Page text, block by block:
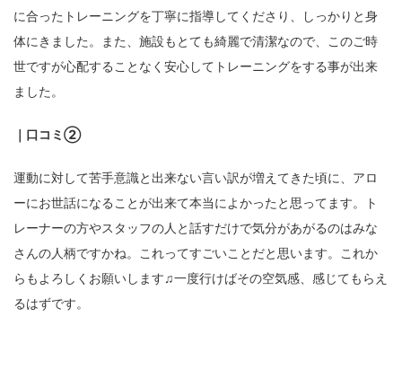
に合ったトレーニングを丁寧に指導してくださり、しっかりと身
体にきました。また、施設もとても綺麗で清潔なので、このご時
世ですが心配することなく安心してトレーニングをする事が出来
ました。
｜口コミ②
運動に対して苦手意識と出来ない言い訳が増えてきた頃に、アロ
ーにお世話になることが出来て本当によかったと思ってます。ト
レーナーの方やスタッフの人と話すだけで気分があがるのはみな
さんの人柄ですかね。これってすごいことだと思います。これか
らもよろしくお願いします♫一度行けばその空気感、感じてもらえ
るはずです。